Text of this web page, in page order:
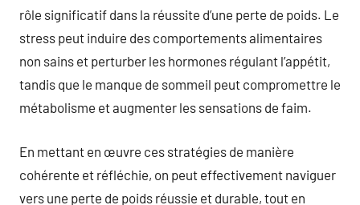
rôle significatif dans la réussite d’une perte de poids. Le
stress peut induire des comportements alimentaires
non sains et perturber les hormones régulant l’appétit,
tandis que le manque de sommeil peut compromettre le
métabolisme et augmenter les sensations de faim.
En mettant en œuvre ces stratégies de manière
cohérente et réfléchie, on peut effectivement naviguer
vers une perte de poids réussie et durable, tout en